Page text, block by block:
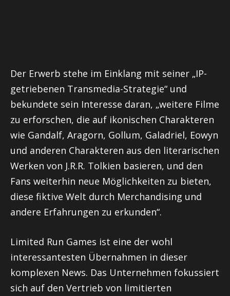
Der Erwerb stehe im Einklang mit seiner „IP-
getriebenen Transmedia-Strategie“ und
bekundete sein Interesse daran, „weitere Filme
zu erforschen, die auf ikonischen Charakteren
wie Gandalf, Aragorn, Gollum, Galadriel, Eowyn
und anderen Charakteren aus den literarischen
Werken von J.R.R. Tolkien basieren, und den
Fans weiterhin neue Möglichkeiten zu bieten,
diese fiktive Welt durch Merchandising und
andere Erfahrungen zu erkunden“.
Limited Run Games ist eine der wohl
interessantesten Übernahmen in dieser
komplexen News. Das Unternehmen fokussiert
sich auf den Vertrieb von limitierten